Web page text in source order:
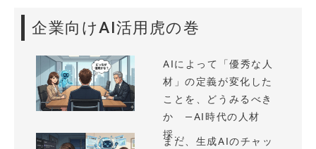
企業向けAI活用虎の巻
AIによって「優秀な人
材」の定義が変化した
ことを、どうみるべき
か —AI時代の人材
採...
まだ、生成AIのチャッ